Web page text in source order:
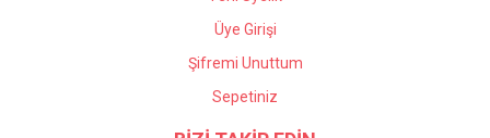
Üye Girişi
Şifremi Unuttum
Sepetiniz